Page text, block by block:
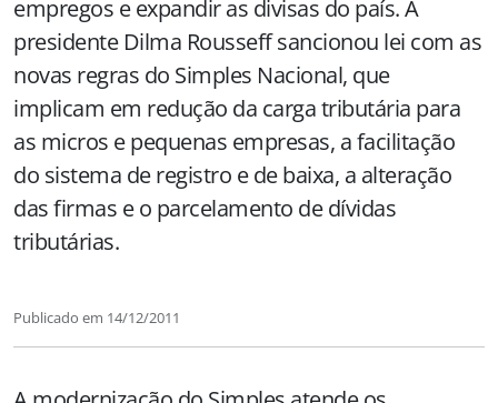
empregos e expandir as divisas do país. A
presidente Dilma Rousseff sancionou lei com as
novas regras do Simples Nacional, que
implicam em redução da carga tributária para
as micros e pequenas empresas, a facilitação
do sistema de registro e de baixa, a alteração
das firmas e o parcelamento de dívidas
tributárias.
Publicado em 14/12/2011